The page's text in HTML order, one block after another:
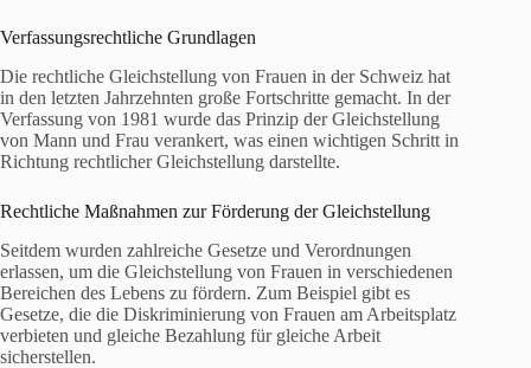
Verfassungsrechtliche Grundlagen
Die rechtliche Gleichstellung von Frauen in der Schweiz hat
in den letzten Jahrzehnten große Fortschritte gemacht. In der
Verfassung von 1981 wurde das Prinzip der Gleichstellung
von Mann und Frau verankert, was einen wichtigen Schritt in
Richtung rechtlicher Gleichstellung darstellte.
Rechtliche Maßnahmen zur Förderung der Gleichstellung
Seitdem wurden zahlreiche Gesetze und Verordnungen
erlassen, um die Gleichstellung von Frauen in verschiedenen
Bereichen des Lebens zu fördern. Zum Beispiel gibt es
Gesetze, die die Diskriminierung von Frauen am Arbeitsplatz
verbieten und gleiche Bezahlung für gleiche Arbeit
sicherstellen.